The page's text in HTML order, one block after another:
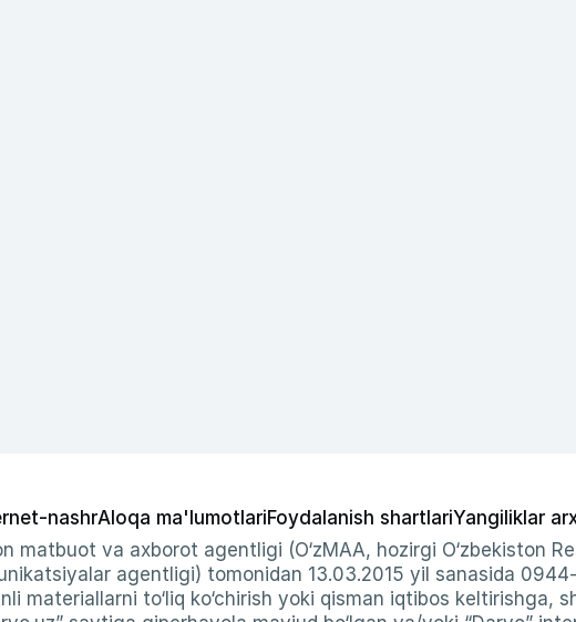
nashrAloqa ma'lumotlariFoydalanish shartlariYangiliklar
matbuot va axborot agentligi (O‘zMAA, hozirgi O‘zbekiston
agentligi) tomonidan 13.03.2015 yil sanasida
materiallarni to‘liq ko‘chirish yoki qisman iqtibos